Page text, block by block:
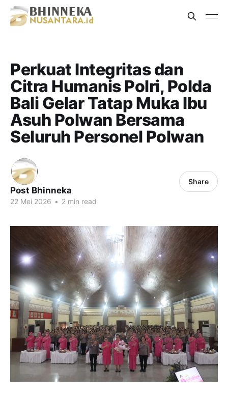
Perkuat Integritas dan
Citra Humanis Polri, Polda
Bali Gelar Tatap Muka Ibu
Asuh Polwan Bersama
Seluruh Personel Polwan
Post Bhinneka
22 Mei 2026 • 2 min read
Share